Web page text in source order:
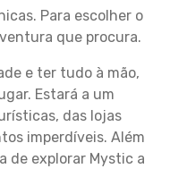
Para escolher o
que procura.
e ter tudo à mão,
Estará a um
das lojas
imperdíveis. Além
de explorar Mystic a